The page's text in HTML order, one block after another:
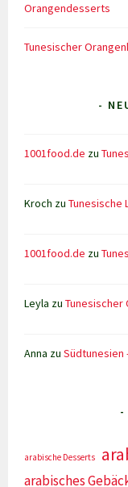
Orangendesserts
Tunesischer
-
1001food.de zu
Kroch zuTunesische
1001food.de zu
Leyla zuTunesischer
Anna zuSüdtunesien
-
arabische Desserts
arabisches